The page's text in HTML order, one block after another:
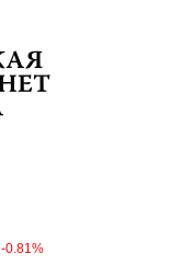
-0.81%